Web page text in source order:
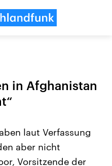
in Afghanistan
laut Verfassung
aber nicht
Vorsitzende der